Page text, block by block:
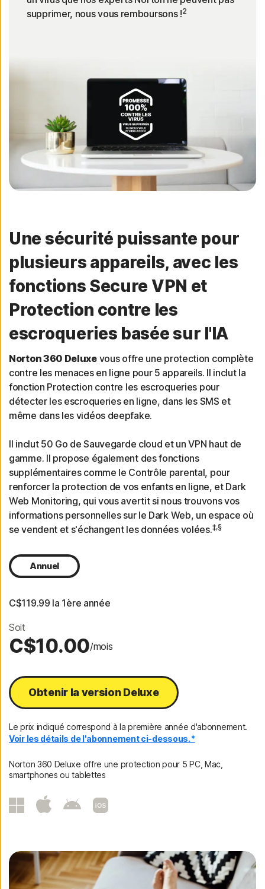
supprimer, nous vous remboursons !2
Une sécurité puissante pour
plusieurs appareils, avec les
fonctions Secure VPN et
Protection contre les
escroqueries basée sur l'IA
Norton 360 Deluxevous offre une protection complète
contre les menaces en ligne pour 5 appareils. Il inclut la
fonction Protection contre les escroqueries pour
détecter les escroqueries en ligne, dans les SMS et
même dans les vidéos deepfake.
Il inclut 50 Go de Sauvegarde cloud et un VPN haut de
gamme. Il propose également des fonctions
supplémentaires comme le Contrôle parental, pour
renforcer la protection de vos enfants en ligne, et Dark
Web Monitoring, qui vous avertit si nous trouvons vos
informations personnelles sur le Dark Web, un espace où
se vendent et s'échangent les données volées.‡,§
Annuel
C$119.99 la 1ère année
Soit
C$10.00/mois
Obtenir la version Deluxe
Le prix indiqué correspond à la première année d'abonnement.
Voir les détails de l'abonnement ci-dessous.*
Norton 360 Deluxe offre une protection pour 5 PC, Mac,
smartphones ou tablettes